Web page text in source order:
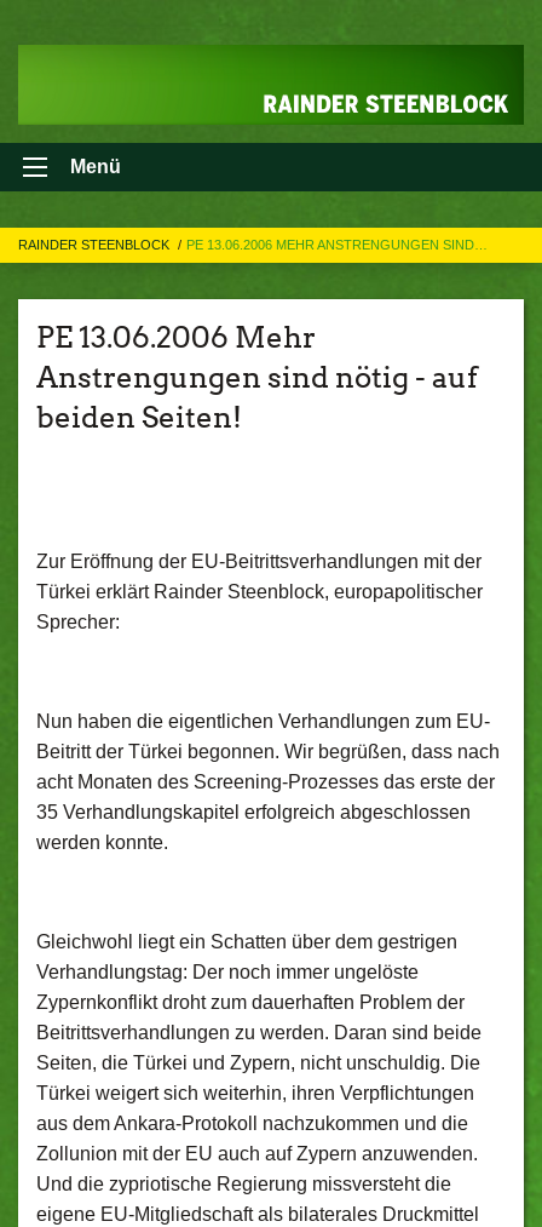
Menü
RAINDER STEENBLOCK PE 13.06.2006 MEHR ANSTRENGUNGEN SIND…
PE 13.06.2006 Mehr
Anstrengungen sind nötig - auf
beiden Seiten!
Zur Eröffnung der EU-Beitrittsverhandlungen mit der
Türkei erklärt Rainder Steenblock, europapolitischer
Sprecher:
Nun haben die eigentlichen Verhandlungen zum EU-
Beitritt der Türkei begonnen. Wir begrüßen, dass nach
acht Monaten des Screening-Prozesses das erste der
35 Verhandlungskapitel erfolgreich abgeschlossen
werden konnte.
Gleichwohl liegt ein Schatten über dem gestrigen
Verhandlungstag: Der noch immer ungelöste
Zypernkonflikt droht zum dauerhaften Problem der
Beitrittsverhandlungen zu werden. Daran sind beide
Seiten, die Türkei und Zypern, nicht unschuldig. Die
Türkei weigert sich weiterhin, ihren Verpflichtungen
aus dem Ankara-Protokoll nachzukommen und die
Zollunion mit der EU auch auf Zypern anzuwenden.
Und die zypriotische Regierung missversteht die
eigene EU-Mitgliedschaft als bilaterales Druckmittel